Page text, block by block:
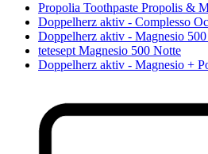
Propolia Toothpaste Propolis &
Doppelherz aktiv - Complesso
Doppelherz aktiv - Magnesio
tetesept Magnesio 500 Notte
Doppelherz aktiv - Magnesio +